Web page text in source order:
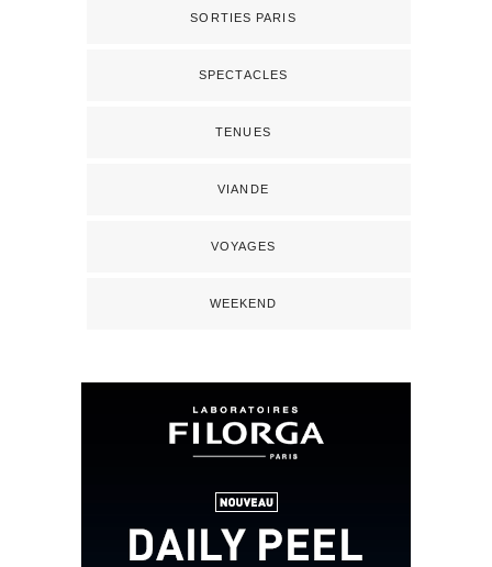
SORTIES PARIS
SPECTACLES
TENUES
VIANDE
VOYAGES
WEEKEND